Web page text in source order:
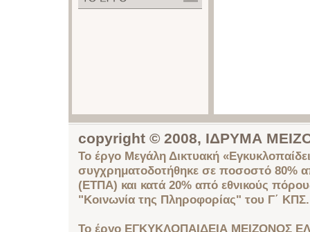
copyright © 2008, ΙΔΡΥΜΑ
Το έργο Μεγάλη Δικτυακή
συγχρηματοδοτήθηκε σε ποσοστό 80%
(ΕΤΠΑ) και κατά 20% από εθνικούς
"Κοινωνία της Πληροφορίας" του Γ΄ ΚΠΣ.
Το έργο ΕΓΚΥΚΛΟΠΑΙΔΕΙΑ ΜΕΙΖΟΝΟΣ